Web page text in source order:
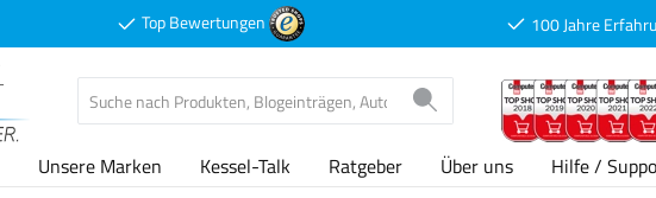
Top Bewertungen 100 Jahre
Unsere Marken Kessel-Talk Ratgeber Über uns Hilfe /